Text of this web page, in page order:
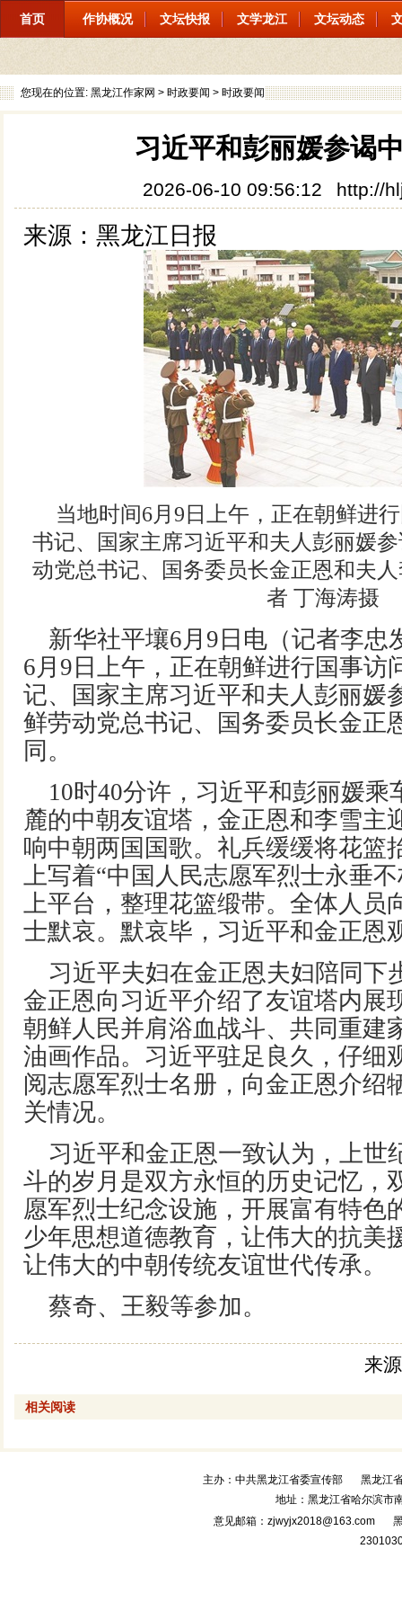
首页 作协概况 文坛快报 文学龙江 文坛动态
您现在的位置: 黑龙江作家网 > 时政要闻 > 时政要闻
习近平和彭丽媛参谒
2026-06-10 09:56:12 http://
来源：黑龙江日报
当地时间6月9日上午，正在朝鲜进
书记、国家主席习近平和夫人彭丽媛
动党总书记、国务委员长金正恩和夫
者 丁海涛摄
新华社平壤6月9日电（记者李忠
6月9日上午，正在朝鲜进行国事访
记、国家主席习近平和夫人彭丽媛
鲜劳动党总书记、国务委员长金正
同。
10时40分许，习近平和彭丽媛乘
麓的中朝友谊塔，金正恩和李雪主
响中朝两国国歌。礼兵缓缓将花篮
上写着“中国人民志愿军烈士永垂
上平台，整理花篮缎带。全体人员
士默哀。默哀毕，习近平和金正恩
习近平夫妇在金正恩夫妇陪同下
金正恩向习近平介绍了友谊塔内展
朝鲜人民并肩浴血战斗、共同重建
油画作品。习近平驻足良久，仔细
阅志愿军烈士名册，向金正恩介绍
关情况。
习近平和金正恩一致认为，上世
斗的岁月是双方永恒的历史记忆，
愿军烈士纪念设施，开展富有特色
少年思想道德教育，让伟大的抗美
让伟大的中朝传统友谊世代传承。
蔡奇、王毅等参加。
来
相关阅读
主办：中共黑龙江省委宣传部
黑龙江
地址：黑龙江省哈尔滨市
意见邮箱：zjwyjx2018@163.com